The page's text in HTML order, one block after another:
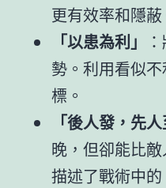
更有效率和隱蔽
「以患為利」
勢。利用看似
標。
「後人發，先人
晚，但卻能比
描述了戰術中